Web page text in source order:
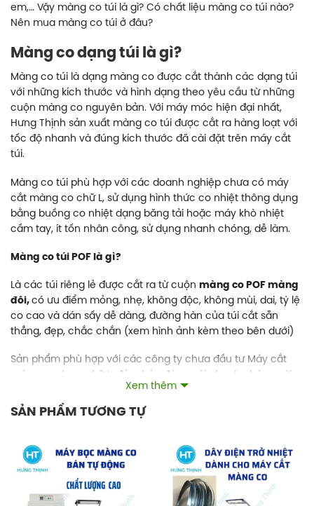
em,… Vậy màng co túi là gì? Có chất liệu màng co túi nào?
Nên mua màng co túi ở đâu?
Màng co dạng túi là gì?
Màng co túi là dạng màng co được cắt thành các dạng túi
với những kích thước và hình dạng theo yêu cầu từ những
cuộn màng co nguyên bản. Với máy móc hiện đại nhất,
Hưng Thịnh sản xuất màng co túi được cắt ra hàng loạt với
tốc độ nhanh và đúng kích thước đã cài đặt trên máy cắt
túi.
Màng co túi phù hợp với các doanh nghiệp chưa có máy
cắt màng co chữ L, sử dụng hình thức co nhiệt thông dụng
bằng buồng co nhiệt dạng băng tải hoặc máy khò nhiệt
cầm tay, ít tốn nhân công, sử dụng nhanh chóng, dễ làm.
Màng co túi POF là gì?
Là các túi riêng lẻ được cắt ra từ cuộn màng co POF màng
đôi, có ưu điểm mỏng, nhẹ, không độc, không mùi, dai, tỷ lệ
co cao và dán sấy dễ dàng, đường hàn của túi cắt sẵn
thẳng, đẹp, chắc chắn (xem hình ảnh kèm theo bên dưới)
Sản phẩm phù hợp với các công ty chưa đầu tư Máy cắt
màng co dạng chữ L, đảm bảo đóng gói nhanh chóng với
các túi có sẵn kích thước phù hợp.Kích thước của túi tuỳ
thuộc vào kích thước của từng loại sản phẩm, chúng tôi sẽ
làm theo yêu cầu của khách hàng.
nghiệm nhiều năm trong lĩnh vực bao bì nhựa màng co,
công suất mỗi ngày Hưng Thịnh có thể cắt được 1 tấn màng
co POF dạng túi, đáp ứng được tất cả các yêu cầu về kích
thước mở miệng túi nhỏ nhất từ 60-70mm và chiều dài túi
Xem thêm
SẢN PHẨM TƯƠNG TỰ